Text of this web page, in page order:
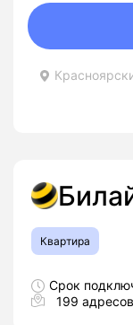
Квартира
Срок
199 адресов